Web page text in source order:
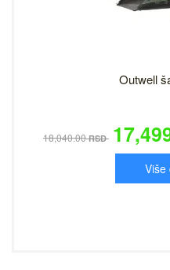
Outwell
18,040.00RSD
Više